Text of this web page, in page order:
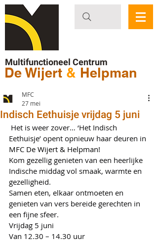
Multifunctioneel Centrum
De Wijert & Helpman
Indisch Eethuisje vrijdag 5 juni
MFC
27 mei
Het is weer zover… ‘Het Indisch
Eethuisje’ opent opnieuw haar deuren in
MFC De Wijert & Helpman!
Kom gezellig genieten van een heerlijke
Indische middag vol smaak, warmte en
gezelligheid.
Samen eten, elkaar ontmoeten en
genieten van vers bereide gerechten in
een fijne sfeer.
Vrijdag 5 juni
Van 12.30 – 14.30 uur